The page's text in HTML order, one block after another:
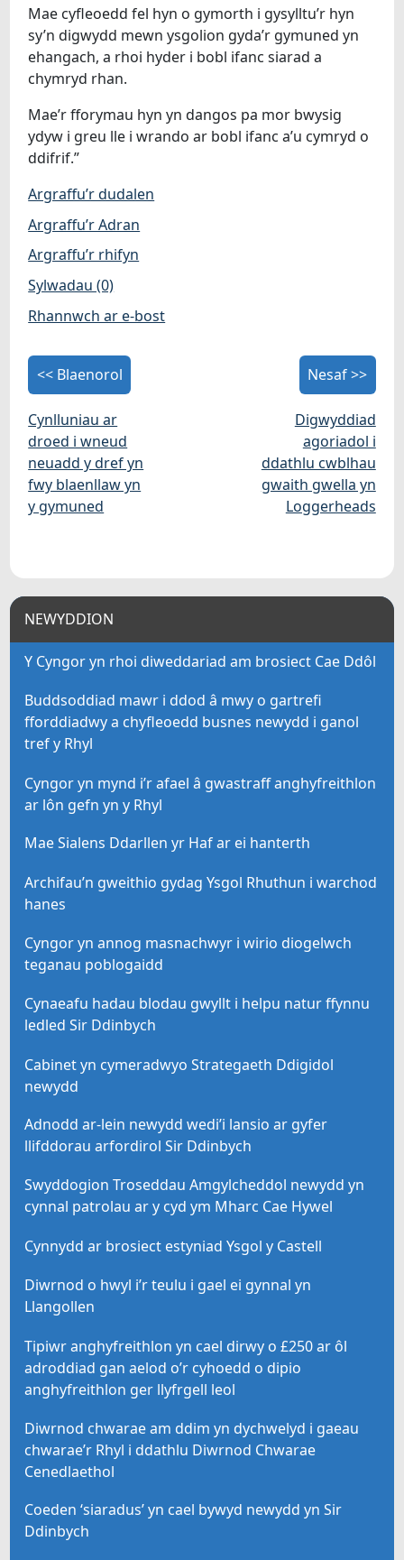
Mae cyfleoedd fel hyn o gymorth i gysylltu’r hyn
sy’n digwydd mewn ysgolion gyda’r gymuned yn
ehangach, a rhoi hyder i bobl ifanc siarad a
chymryd rhan.
Mae’r fforymau hyn yn dangos pa mor bwysig
ydyw i greu lle i wrando ar bobl ifanc a’u cymryd o
ddifrif.”
Argraffu’r dudalen
Argraffu’r Adran
Argraffu’r rhifyn
Sylwadau (0)
Rhannwch ar e-bost
<< Blaenorol
Cynlluniau ar
droed i wneud
neuadd y dref yn
fwy blaenllaw yn
y gymuned
Nesaf >>
Digwyddiad
agoriadol i
ddathlu cwblhau
gwaith gwella yn
Loggerheads
NEWYDDION
Y Cyngor yn rhoi diweddariad am brosiect Cae Ddôl
Buddsoddiad mawr i ddod â mwy o gartrefi
fforddiadwy a chyfleoedd busnes newydd i ganol
tref y Rhyl
Cyngor yn mynd i’r afael â gwastraff anghyfreithlon
ar lôn gefn yn y Rhyl
Mae Sialens Ddarllen yr Haf ar ei hanterth
Archifau’n gweithio gydag Ysgol Rhuthun i warchod
hanes
Cyngor yn annog masnachwyr i wirio diogelwch
teganau poblogaidd
Cynaeafu hadau blodau gwyllt i helpu natur ffynnu
ledled Sir Ddinbych
Cabinet yn cymeradwyo Strategaeth Ddigidol
newydd
Adnodd ar-lein newydd wedi’i lansio ar gyfer
llifddorau arfordirol Sir Ddinbych
Swyddogion Troseddau Amgylcheddol newydd yn
cynnal patrolau ar y cyd ym Mharc Cae Hywel
Cynnydd ar brosiect estyniad Ysgol y Castell
Diwrnod o hwyl i’r teulu i gael ei gynnal yn
Llangollen
Tipiwr anghyfreithlon yn cael dirwy o £250 ar ôl
adroddiad gan aelod o’r cyhoedd o dipio
anghyfreithlon ger llyfrgell leol
Diwrnod chwarae am ddim yn dychwelyd i gaeau
chwarae’r Rhyl i ddathlu Diwrnod Chwarae
Cenedlaethol
Coeden ‘siaradus’ yn cael bywyd newydd yn Sir
Ddinbych